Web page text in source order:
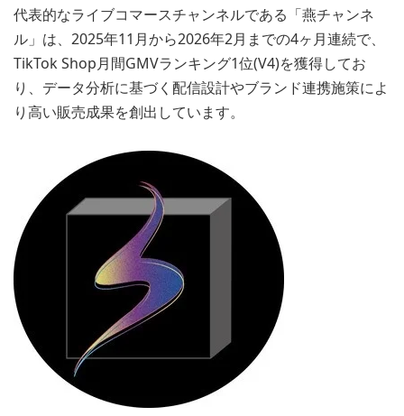
代表的なライブコマースチャンネルである「燕チャンネ
ル」は、2025年11月から2026年2月までの4ヶ月連続で、
TikTok Shop月間GMVランキング1位(V4)を獲得してお
り、データ分析に基づく配信設計やブランド連携施策によ
り高い販売成果を創出しています。